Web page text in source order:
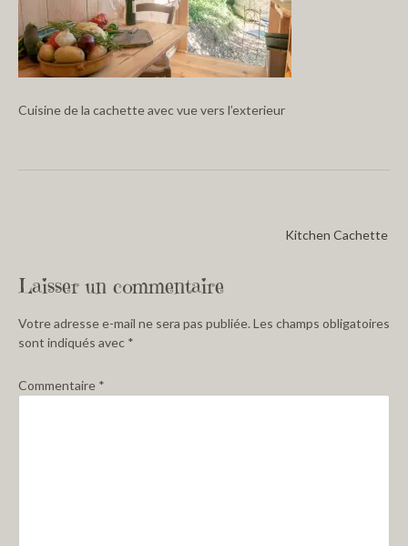
Cuisine de la cachette avec vue vers l’exterieur
Kitchen Cachette
Laisser un commentaire
Votre adresse e-mail ne sera pas publiée. Les champs obligatoires
sont indiqués avec *
Commentaire *